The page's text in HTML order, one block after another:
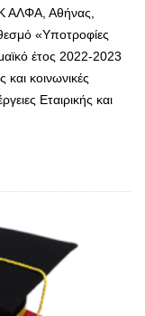
ΑΛΦΑ, Αθήνας,
«Υποτροφίες
έτος 2022-2023
και κοινωνικές
Εταιρικής και